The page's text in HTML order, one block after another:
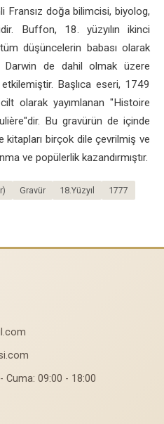
Fransız doğa bilimcisi, biyolog,
Buffon, 18. yüzyılın ikinci
düşüncelerin babası olarak
Darwin de dahil olmak üzere
Başlıca eseri, 1749
olarak yayımlanan "Histoire
Bu gravürün de içinde
kitapları birçok dile çevrilmiş ve
ve popülerlik kazandırmıştır.
Gravür 18.Yüzyıl
1777
Cuma: 09:00 - 18:00